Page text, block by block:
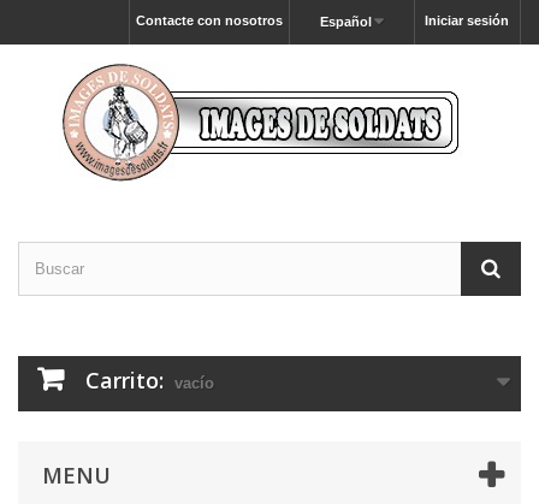
Iniciar sesión
Español
Contacte con nosotros
Carrito: vacío
MENU